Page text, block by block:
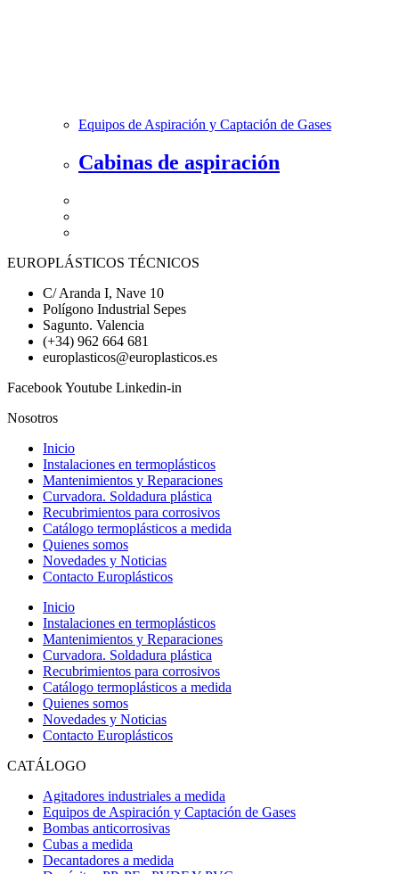
Equipos de Aspiración y Captación de Gases
Cabinas de aspiración
EUROPLÁSTICOS TÉCNICOS
C/ Aranda I, Nave 10
Polígono Industrial Sepes
Sagunto. Valencia
(+34) 962 664 681
europlasticos@europlasticos.es
FacebookYoutube Linkedin-in
Nosotros
Inicio
Instalaciones en termoplásticos
Mantenimientos y Reparaciones
Curvadora. Soldadura plástica
Recubrimientos para corrosivos
Catálogo termoplásticos a medida
Quienes somos
Novedades y Noticias
Contacto Europlásticos
Inicio
Instalaciones en termoplásticos
Mantenimientos y Reparaciones
Curvadora. Soldadura plástica
Recubrimientos para corrosivos
Catálogo termoplásticos a medida
Quienes somos
Novedades y Noticias
Contacto Europlásticos
CATÁLOGO
Agitadores industriales a medida
Equipos de Aspiración y Captación de Gases
Bombas anticorrosivas
Cubas a medida
Decantadores a medida